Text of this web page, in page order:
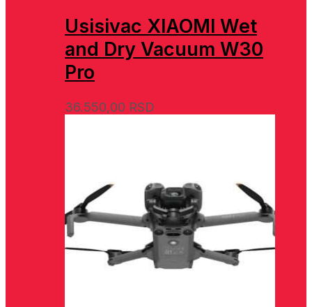
Usisivac XIAOMI Wet
and Dry Vacuum W30
Pro
36.550,00 RSD